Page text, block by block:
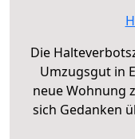
Die
Umzugsgut in
neue Wohnung
sich Gedanken